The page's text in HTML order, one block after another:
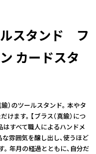
ルスタンド フ
カードスタ
）のツールスタンド。 本やタ
ます。 【ブラス（真鍮）につ
はすべて職人によるハンドメ
雰囲気を醸し出し、使うほど
年月の経過とともに、自分だ